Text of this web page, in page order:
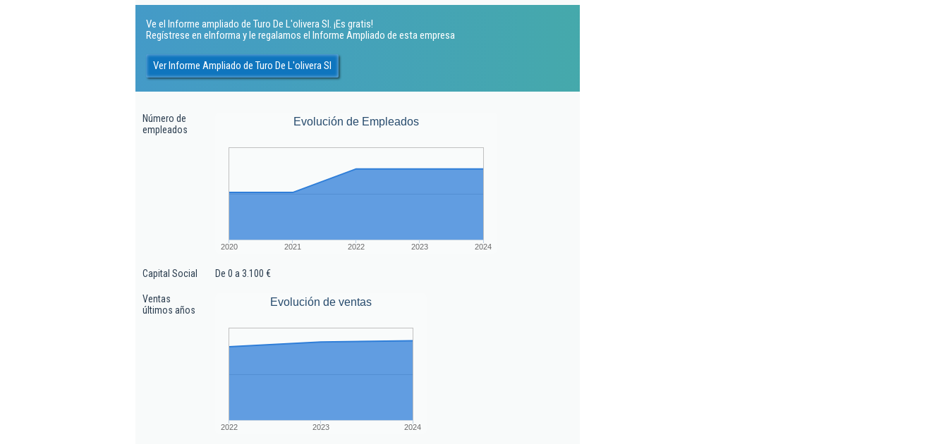
Ve el Informe ampliado de Turo De L'olivera Sl. ¡Es gratis!
Regístrese en eInforma y le regalamos el Informe Ampliado de esta empresa
Ver Informe Ampliado de Turo De L'olivera Sl
Número de
empleados
Evolución de Empleados
2020 2021 2022 2023 2024
Capital Social De 0 a 3.100 €
Ventas
últimos años
Evolución de ventas
2022 2023 2024